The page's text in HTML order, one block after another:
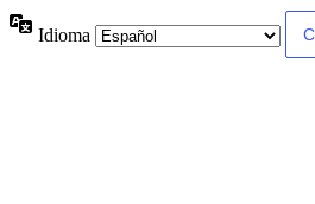
Idioma